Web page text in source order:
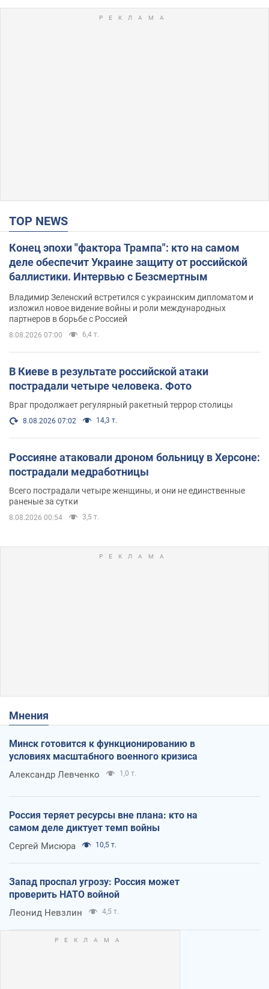
TOP NEWS
Конец эпохи "фактора Трампа": кто на самом
деле обеспечит Украине защиту от российской
баллистики. Интервью с Безсмертным
Владимир Зеленский встретился с украинским дипломатом и
изложил новое видение войны и роли международных
партнеров в борьбе с Россией
8.08.2026 07:00 6,4 т.
В Киеве в результате российской атаки
пострадали четыре человека. Фото
Враг продолжает регулярный ракетный террор столицы
8.08.2026 07:02 14,3 т.
Россияне атаковали дроном больницу в Херсоне:
пострадали медработницы
Всего пострадали четыре женщины, и они не единственные
раненые за сутки
8.08.2026 00:54 3,5 т.
Мнения
Минск готовится к функционированию в
условиях масштабного военного кризиса
Александр Левченко 1,0 т.
Россия теряет ресурсы вне плана: кто на
самом деле диктует темп войны
Сергей Мисюра 10,5 т.
Запад проспал угрозу: Россия может
проверить НАТО войной
Леонид Невзлин 4,5 т.